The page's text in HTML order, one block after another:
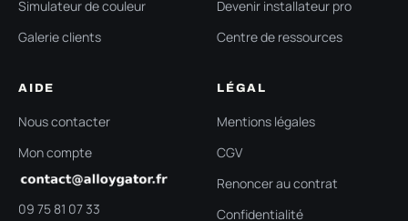
Simulateur de couleur
Galerie clients
Devenir installateur pro
Centre de ressources
AIDE
Nous contacter
Mon compte
09 75 81 07 33
LÉGAL
Mentions légales
CGV
Renoncer au contrat
Confidentialité